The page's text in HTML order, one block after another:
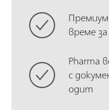
време
Pharma
с
одит